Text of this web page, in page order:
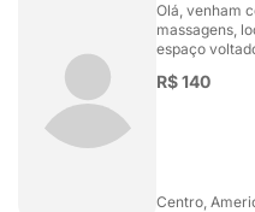
Olá, venham
massagens,
espaço
R$ 140
Centro,